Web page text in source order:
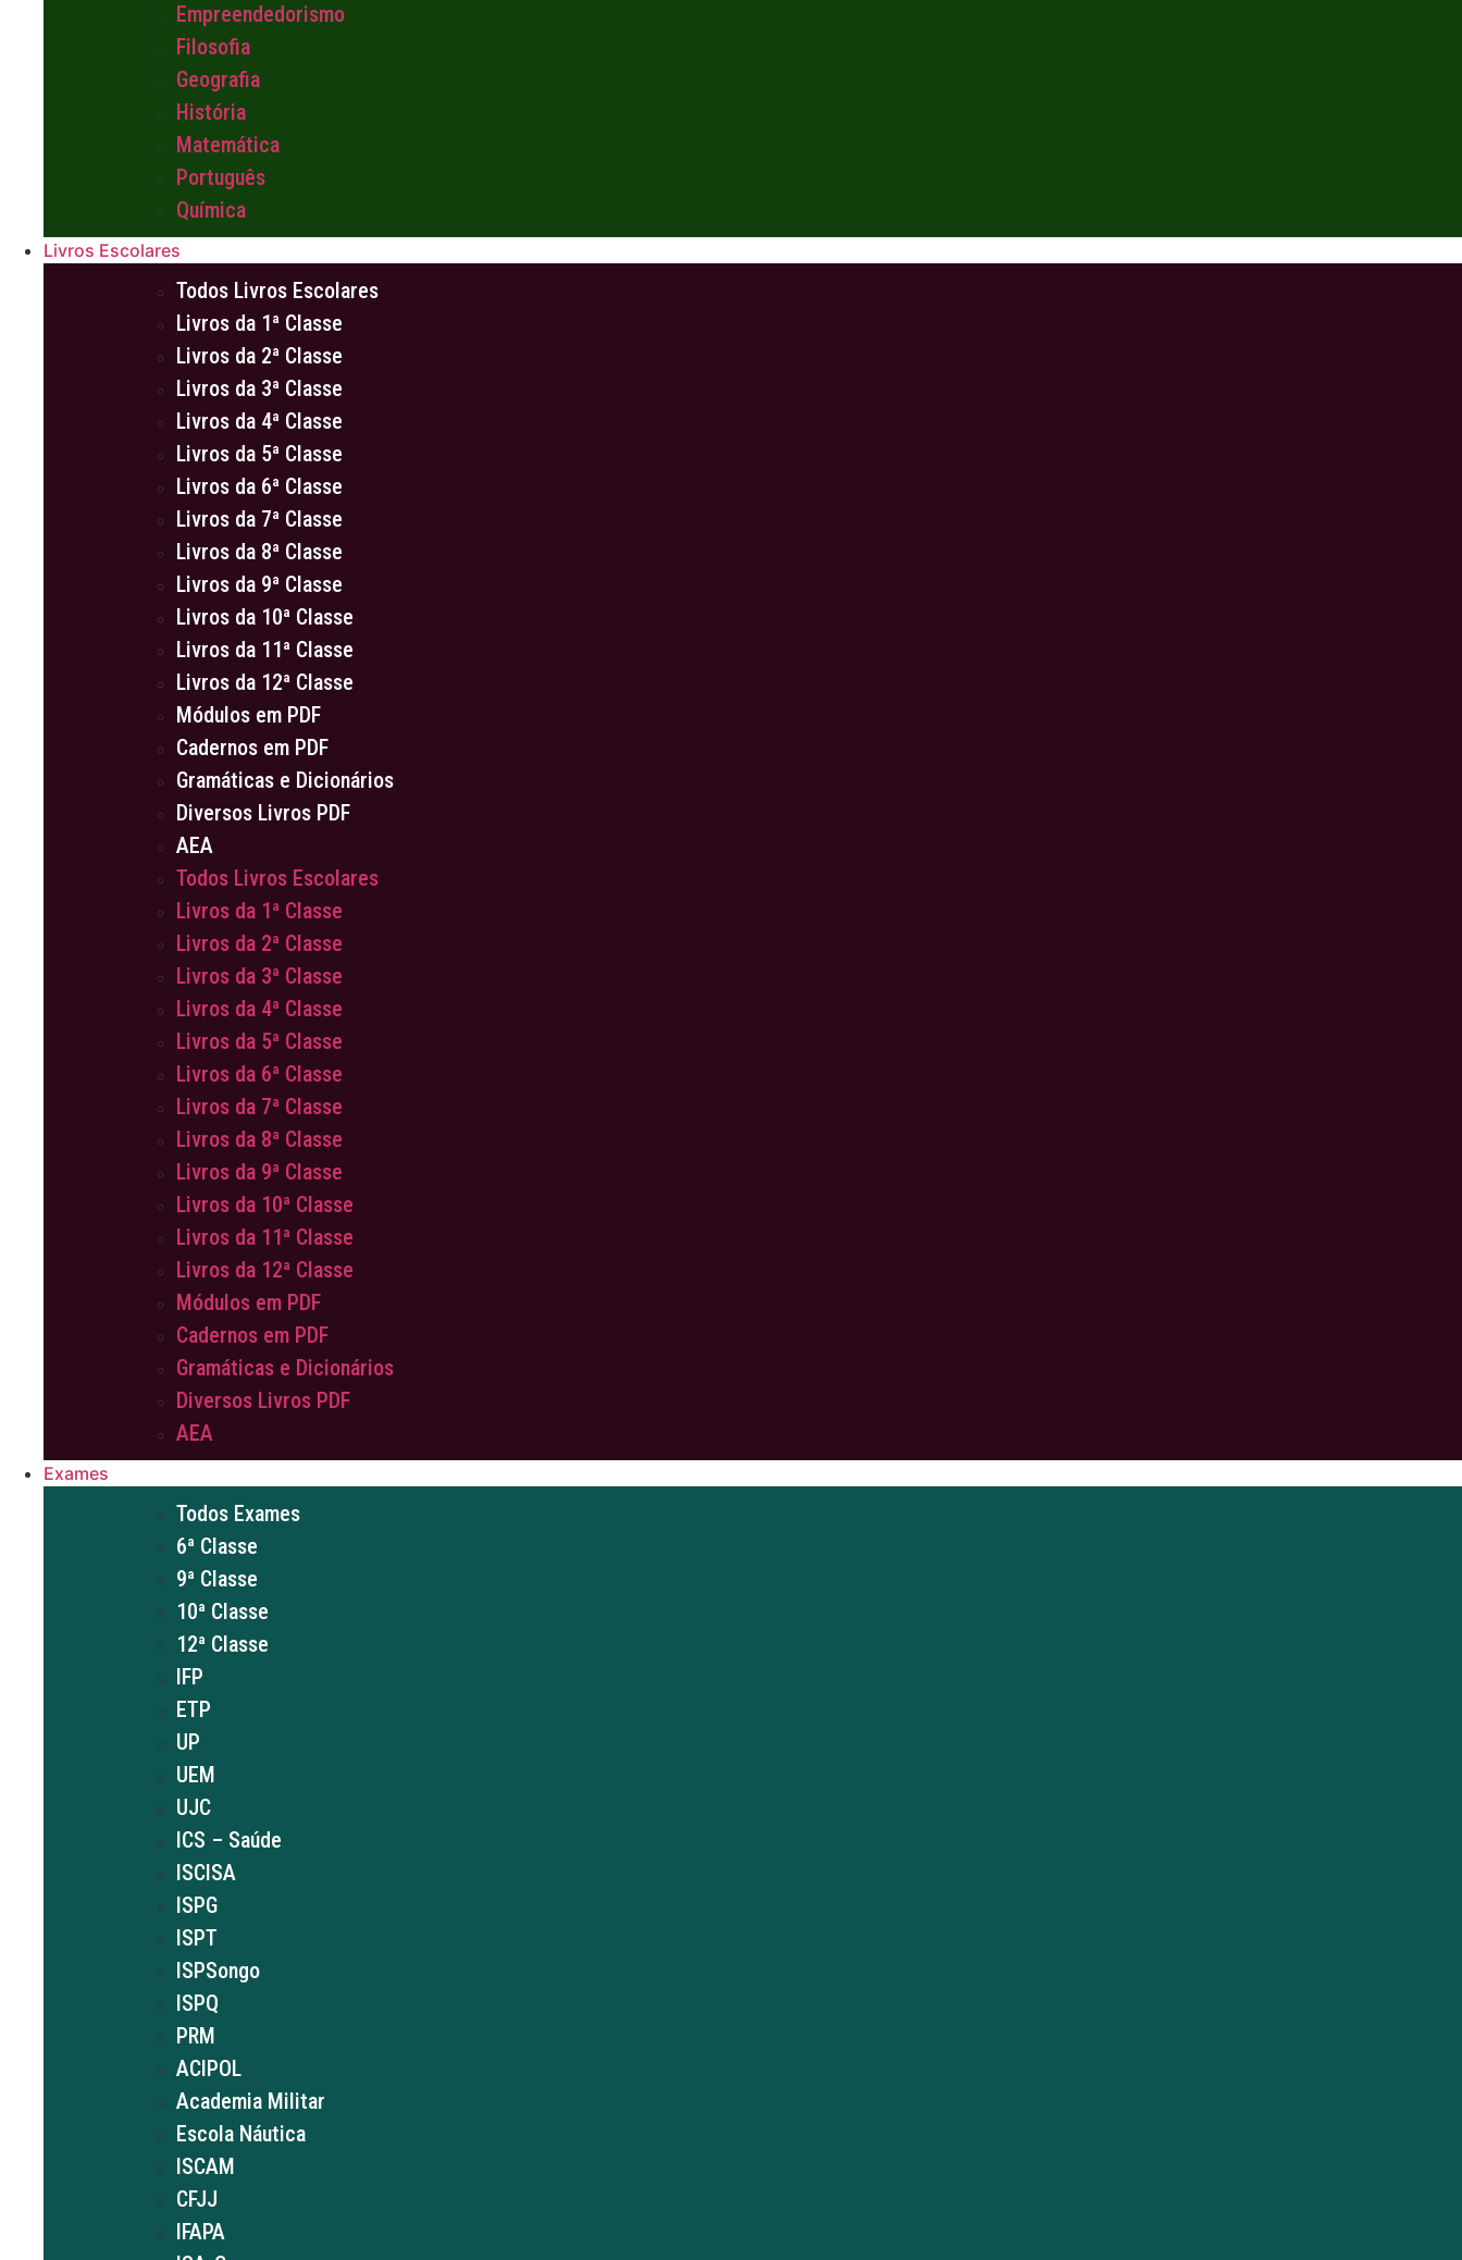
Empreendedorismo
Filosofia
Geografia
História
Matemática
Português
Química
Livros Escolares
Todos Livros Escolares
Livros da 1ª Classe
Livros da 2ª Classe
Livros da 3ª Classe
Livros da 4ª Classe
Livros da 5ª Classe
Livros da 6ª Classe
Livros da 7ª Classe
Livros da 8ª Classe
Livros da 9ª Classe
Livros da 10ª Classe
Livros da 11ª Classe
Livros da 12ª Classe
Módulos em PDF
Cadernos em PDF
Gramáticas e Dicionários
Diversos Livros PDF
AEA
Todos Livros Escolares
Livros da 1ª Classe
Livros da 2ª Classe
Livros da 3ª Classe
Livros da 4ª Classe
Livros da 5ª Classe
Livros da 6ª Classe
Livros da 7ª Classe
Livros da 8ª Classe
Livros da 9ª Classe
Livros da 10ª Classe
Livros da 11ª Classe
Livros da 12ª Classe
Módulos em PDF
Cadernos em PDF
Gramáticas e Dicionários
Diversos Livros PDF
AEA
Exames
Todos Exames
6ª Classe
9ª Classe
10ª Classe
12ª Classe
IFP
ETP
UP
UEM
UJC
ICS – Saúde
ISCISA
ISPG
ISPT
ISPSongo
ISPQ
PRM
ACIPOL
Academia Militar
Escola Náutica
ISCAM
CFJJ
IFAPA